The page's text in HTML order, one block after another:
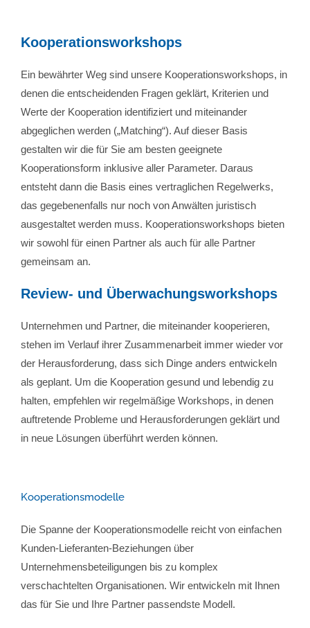
Kooperationsworkshops
Ein bewährter Weg sind unsere Kooperationsworkshops, in
denen die entscheidenden Fragen geklärt, Kriterien und
Werte der Kooperation identifiziert und miteinander
abgeglichen werden („Matching“). Auf dieser Basis
gestalten wir die für Sie am besten geeignete
Kooperationsform inklusive aller Parameter. Daraus
entsteht dann die Basis eines vertraglichen Regelwerks,
das gegebenenfalls nur noch von Anwälten juristisch
ausgestaltet werden muss. Kooperationsworkshops bieten
wir sowohl für einen Partner als auch für alle Partner
gemeinsam an.
Review- und Überwachungsworkshops
Unternehmen und Partner, die miteinander kooperieren,
stehen im Verlauf ihrer Zusammenarbeit immer wieder vor
der Herausforderung, dass sich Dinge anders entwickeln
als geplant. Um die Kooperation gesund und lebendig zu
halten, empfehlen wir regelmäßige Workshops, in denen
auftretende Probleme und Herausforderungen geklärt und
in neue Lösungen überführt werden können.
Kooperationsmodelle
Die Spanne der Kooperationsmodelle reicht von einfachen
Kunden-Lieferanten-Beziehungen über
Unternehmensbeteiligungen bis zu komplex
verschachtelten Organisationen. Wir entwickeln mit Ihnen
das für Sie und Ihre Partner passendste Modell.